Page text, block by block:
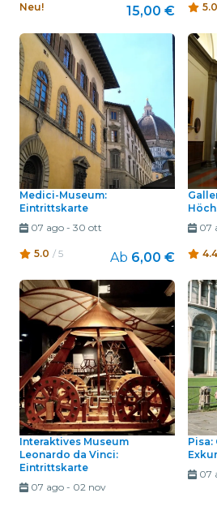
Neu! 15,00 € 5.0
Medici-Museum:
Eintrittskarte
07 ago- 30 ott
5.0 / 5 Ab 6,00 €
07
4.4
Interaktives Museum
Leonardo da Vinci:
Eintrittskarte
07 ago- 02 nov
07